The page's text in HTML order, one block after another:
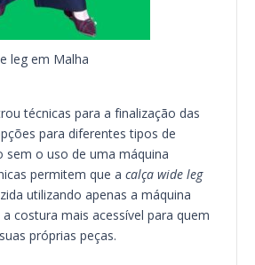
leg em Malha
técnicas para a finalização das
para diferentes tipos de
o uso de uma máquina
permitem que a calça wide leg
utilizando apenas a máquina
costura mais acessível para quem
próprias peças.